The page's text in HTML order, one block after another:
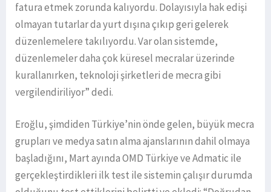
fatura etmek zorunda kalıyordu. Dolayısıyla hak edişi
olmayan tutarlar da yurt dışına çıkıp geri gelerek
düzenlemelere takılıyordu. Var olan sistemde,
düzenlemeler daha çok küresel mecralar üzerinde
kurallanırken, teknoloji şirketleri de mecra gibi
vergilendiriliyor” dedi.
Eroğlu, şimdiden Türkiye’nin önde gelen, büyük mecra
grupları ve medya satın alma ajanslarının dahil olmaya
başladığını, Mart ayında OMD Türkiye ve Admatic ile
gerçekleştirdikleri ilk test ile sistemin çalışır durumda